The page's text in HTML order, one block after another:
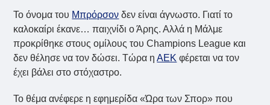
Το όνομα του Μπρόρσον δεν είναι άγνωστο. Γιατί το
καλοκαίρι έκανε… παιχνίδι ο Άρης. Αλλά η Μάλμε
προκρίθηκε στους ομίλους του Champions League και
δεν θέλησε να τον δώσει. Τώρα ηΑΕΚ φέρεται να τον
έχει βάλει στο στόχαστρο.
Το θέμα ανέφερε η εφημερίδα «Ώρα των Σπορ» που